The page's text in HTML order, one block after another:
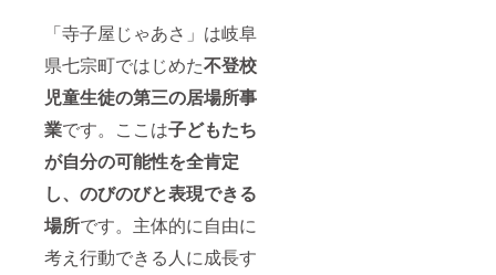
「寺子屋じゃあさ」は岐阜
県七宗町ではじめた不登校
児童生徒の第三の居場所事
業です。ここは子どもたち
が自分の可能性を全肯定
し、のびのびと表現できる
場所です。主体的に自由に
考え行動できる人に成長す